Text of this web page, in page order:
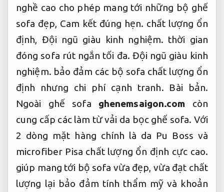
nghề cao cho phép mang tới những bộ ghế
sofa đẹp, Cam kết đúng hẹn. chất lượng ổn
định, Đội ngũ giàu kinh nghiệm. thời gian
đóng sofa rút ngắn tối đa. Đội ngũ giàu kinh
nghiệm. bảo đảm các bộ sofa chất lượng ổn
định nhưng chi phí cạnh tranh. Bài bản.
Ngoài ghế sofa ghenemsaigon.com còn
cung cấp các làm từ vải da bọc ghế sofa. Với
2 dòng mặt hàng chính là da Pu Boss và
microfiber Pisa chất lượng ổn định cực cao.
giúp mang tới bộ sofa vừa đẹp, vừa đạt chất
lượng lại bảo đảm tính thẩm mỹ và khoản